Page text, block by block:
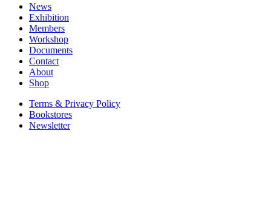
News
Exhibition
Members
Workshop
Documents
Contact
About
Shop
Terms & Privacy Policy
Bookstores
Newsletter